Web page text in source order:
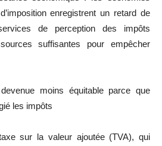
enregistrent un retard de
de perception des impôts
suffisantes pour empêcher
moins équitable parce que
les impôts
sur la valeur ajoutée (TVA), qui